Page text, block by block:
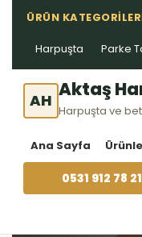
ÜRÜN
Harpuşta Parke
AH Aktaş
Harpuşta ve
Ana Sayfa
0531 912 78 21